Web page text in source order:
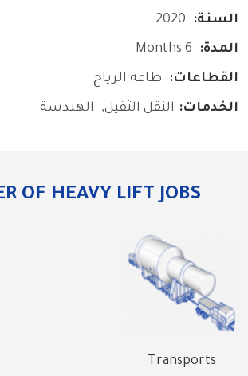
السنة 2020
المدة 6 Months
القطاعات طاقة الرياح
الخدمات النقل الثقيل الهندسة
OF HEAVY LIFT JOBS
Transports